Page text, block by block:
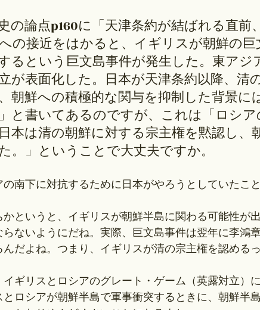
科学・技術史 大学受験 豊臣兄弟 古文書くずし字
の論点p160に「天津条約が結ばれる直前
の接近をはかると、イギリスが朝鮮の
るという巨文島事件が発生した。東ア
が表面化した。日本が天津条約以降、清
朝鮮への積極的な関与を抑制した背景に
と書いてあるのですが、これは「ロシ
本は清の朝鮮に対する宗主権を黙認し、
。」ということで大丈夫ですか。
の南下に対抗するために日本がやろうとしていたこ
かというと、イギリスが朝鮮半島に関わる可能性が
らないようにだね。実際、巨文島事件は翌年に李鴻
んだよね。つまり、イギリスが清の宗主権を認める
イギリスとロシアのグレート・ゲーム（英露対立）
とロシアが朝鮮半島で軍事衝突するときに、朝鮮半